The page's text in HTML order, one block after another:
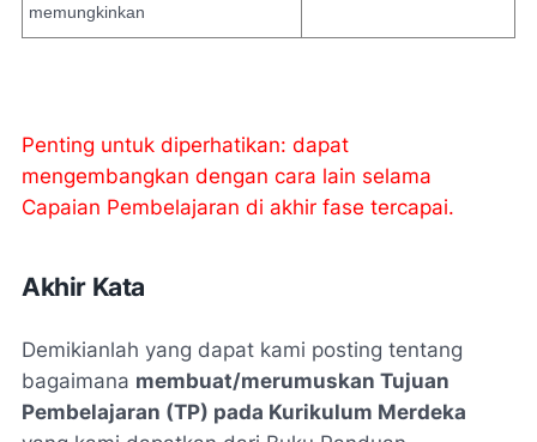
memungkinkan
Penting untuk diperhatikan: dapat
mengembangkan dengan cara lain selama
Capaian Pembelajaran di akhir fase tercapai.
Akhir Kata
Demikianlah yang dapat kami posting tentang
bagaimana membuat/merumuskan Tujuan
Pembelajaran (TP) pada Kurikulum Merdeka